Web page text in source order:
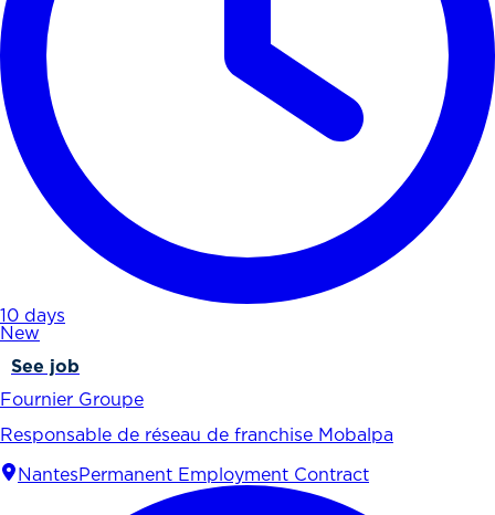
10 days
New
See job
Fournier Groupe
Responsable de réseau de franchise Mobalpa
Nantes Permanent Employment Contract